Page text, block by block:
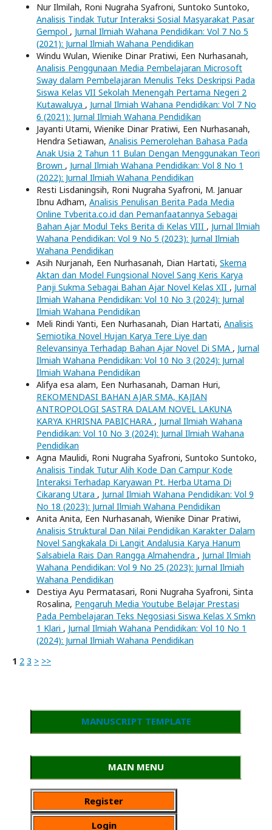
Nur Ilmilah, Roni Nugraha Syafroni, Suntoko Suntoko,
Analisis Tindak Tutur Interaksi Sosial Masyarakat Pasar
Gempol , Jurnal Ilmiah Wahana Pendidikan: Vol 7 No 5
(2021): Jurnal Ilmiah Wahana Pendidikan
Windu Wulan, Wienike Dinar Pratiwi, Een Nurhasanah,
Analisis Penggunaan Media Pembelajaran Microsoft
Sway dalam Pembelajaran Menulis Teks Deskripsi Pada
Siswa Kelas VII Sekolah Menengah Pertama Negeri 2
Kutawaluya , Jurnal Ilmiah Wahana Pendidikan: Vol 7 No
6 (2021): Jurnal Ilmiah Wahana Pendidikan
Jayanti Utami, Wienike Dinar Pratiwi, Een Nurhasanah,
Hendra Setiawan, Analisis Pemerolehan Bahasa Pada
Anak Usia 2 Tahun 11 Bulan Dengan Menggunakan Teori
Brown , Jurnal Ilmiah Wahana Pendidikan: Vol 8 No 1
(2022): Jurnal Ilmiah Wahana Pendidikan
Resti Lisdaningsih, Roni Nugraha Syafroni, M. Januar
Ibnu Adham, Analisis Penulisan Berita Pada Media
Online Tvberita.co.id dan Pemanfaatannya Sebagai
Bahan Ajar Modul Teks Berita di Kelas VIII , Jurnal Ilmiah
Wahana Pendidikan: Vol 9 No 5 (2023): Jurnal Ilmiah
Wahana Pendidikan
Asih Nurjanah, Een Nurhasanah, Dian Hartati, Skema
Aktan dan Model Fungsional Novel Sang Keris Karya
Panji Sukma Sebagai Bahan Ajar Novel Kelas XII , Jurnal
Ilmiah Wahana Pendidikan: Vol 10 No 3 (2024): Jurnal
Ilmiah Wahana Pendidikan
Meli Rindi Yanti, Een Nurhasanah, Dian Hartati, Analisis
Semiotika Novel Hujan Karya Tere Liye dan
Relevansinya Terhadap Bahan Ajar Novel Di SMA , Jurnal
Ilmiah Wahana Pendidikan: Vol 10 No 3 (2024): Jurnal
Ilmiah Wahana Pendidikan
Alifya esa alam, Een Nurhasanah, Daman Huri,
REKOMENDASI BAHAN AJAR SMA, KAJIAN
ANTROPOLOGI SASTRA DALAM NOVEL LAKUNA
KARYA KHRISNA PABICHARA , Jurnal Ilmiah Wahana
Pendidikan: Vol 10 No 3 (2024): Jurnal Ilmiah Wahana
Pendidikan
Agna Maulidi, Roni Nugraha Syafroni, Suntoko Suntoko,
Analisis Tindak Tutur Alih Kode Dan Campur Kode
Interaksi Terhadap Karyawan Pt. Herba Utama Di
Cikarang Utara , Jurnal Ilmiah Wahana Pendidikan: Vol 9
No 18 (2023): Jurnal Ilmiah Wahana Pendidikan
Anita Anita, Een Nurhasanah, Wienike Dinar Pratiwi,
Analisis Struktural Dan Nilai Pendidikan Karakter Dalam
Novel Sangkakala Di Langit Andalusia Karya Hanum
Salsabiela Rais Dan Rangga Almahendra , Jurnal Ilmiah
Wahana Pendidikan: Vol 9 No 25 (2023): Jurnal Ilmiah
Wahana Pendidikan
Destiya Ayu Permatasari, Roni Nugraha Syafroni, Sinta
Rosalina, Pengaruh Media Youtube Belajar Prestasi
Pada Pembelajaran Teks Negosiasi Siswa Kelas X Smkn
1 Klari , Jurnal Ilmiah Wahana Pendidikan: Vol 10 No 1
(2024): Jurnal Ilmiah Wahana Pendidikan
1 2 3 > >>
MANUSCRIPT TEMPLATE
MAIN MENU
Register
Login